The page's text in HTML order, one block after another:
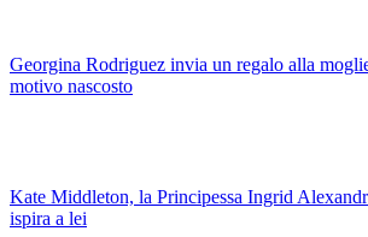
Georgina Rodriguez invia un regalo alla
motivo nascosto
Kate Middleton, la Principessa Ingrid
ispira a lei